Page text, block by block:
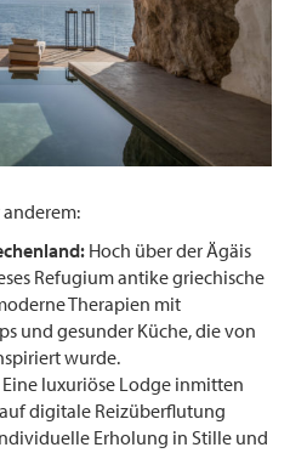
Hoch über der Ägäis
Refugium antike griechische
Therapien mit
und gesunder Küche, die von
wurde.
Eine luxuriöse Lodge inmitten
digitale Reizüberflutung
Erholung in Stille und